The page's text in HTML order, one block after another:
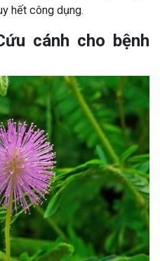
hết công dụng.
cánh cho bệnh